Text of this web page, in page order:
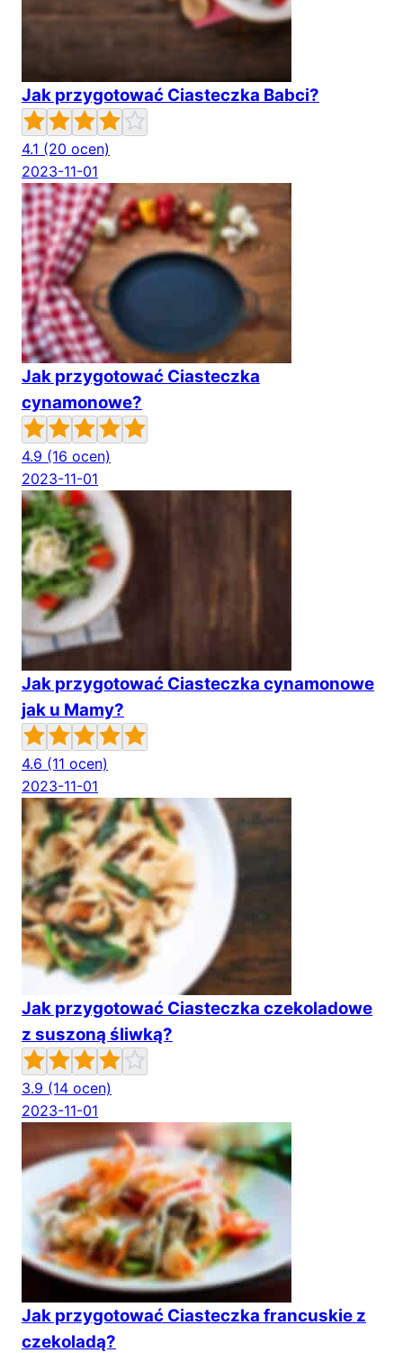
Jak przygotować Ciasteczka Babci?
4.1 (20 ocen)
2023-11-01
Jak przygotować Ciasteczka
cynamonowe?
4.9 (16 ocen)
2023-11-01
Jak przygotować Ciasteczka cynamonowe
jak u Mamy?
4.6 (11 ocen)
2023-11-01
Jak przygotować Ciasteczka czekoladowe
z suszoną śliwką?
3.9 (14 ocen)
2023-11-01
Jak przygotować Ciasteczka francuskie z
czekoladą?